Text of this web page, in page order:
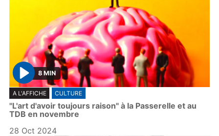
P
l
a
y
8 MIN
A L'AFFICHE CULTURE
"L'art d'avoir toujours raison" à la Passerelle et au
TDB en novembre
28 Oct 2024